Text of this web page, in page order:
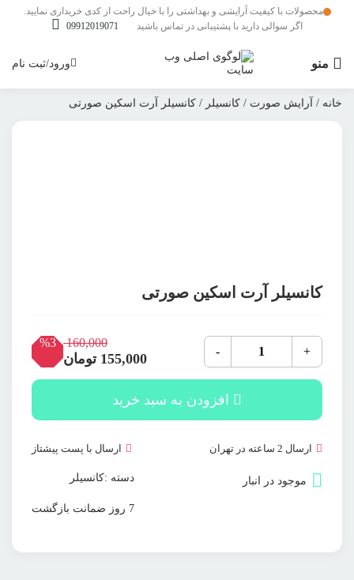
محصولات با کیفیت آرایشی و بهداشتی را با خیال راحت از کدی خریداری نمایید.
اگر سوالی دارید با پشتیبانی در تماس باشید
09912019071
منو ورود/ثبت نام
خانه / آرایش صورت / کانسیلر / کانسیلر آرت اسکین صورتی
کانسیلر آرت اسکین صورتی
+
کانسیلر
آرت
اسکین
صورتی
-
160,000
قیمت
اصلی:
160,000 تومان
بود.
155,000 تومانقیمت
فعلی:
155,000 تومان.
%3
افزودن به سبد خرید
ارسال 2 ساعته در تهران ارسال با پست پیشتاز
موجود در انبار دسته :کانسیلر
7 روز ضمانت بازگشت